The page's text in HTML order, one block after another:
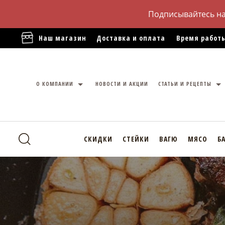
Подписывайтесь
Наш магазин Доставка и оплата Время
О КОМПАНИИ НОВОСТИ И АКЦИИ СТАТЬИ И РЕЦЕПТЫ
СКИДКИ СТЕЙКИ ВАГЮ МЯСО